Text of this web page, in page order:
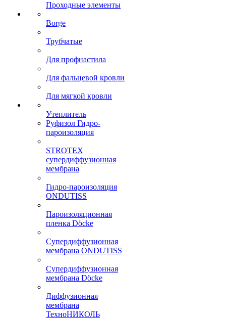
Проходные элементы
Borge
Трубчатые
Для профнастила
Для фальцевой кровли
Для мягкой кровли
Утеплитель
Руфизол Гидро-
пароизоляция
STROTEX
супердиффузионная
мембрана
Гидро-пароизоляция
ONDUTISS
Пароизоляционная
пленка Döcke
Супердиффузионная
мембрана ONDUTISS
Супердиффузионная
мембрана Döcke
Диффузионная
мембрана
ТехноНИКОЛЬ